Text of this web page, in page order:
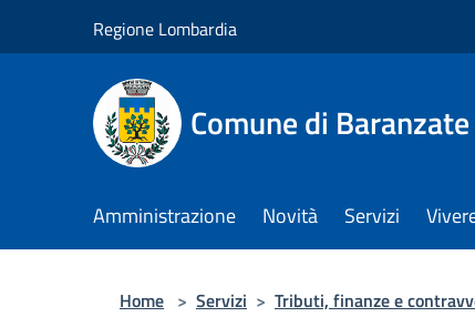
Regione Lombardia
Comune di Baranzate
Amministrazione Novità Servizi
Home > Servizi > Tributi, finanze e